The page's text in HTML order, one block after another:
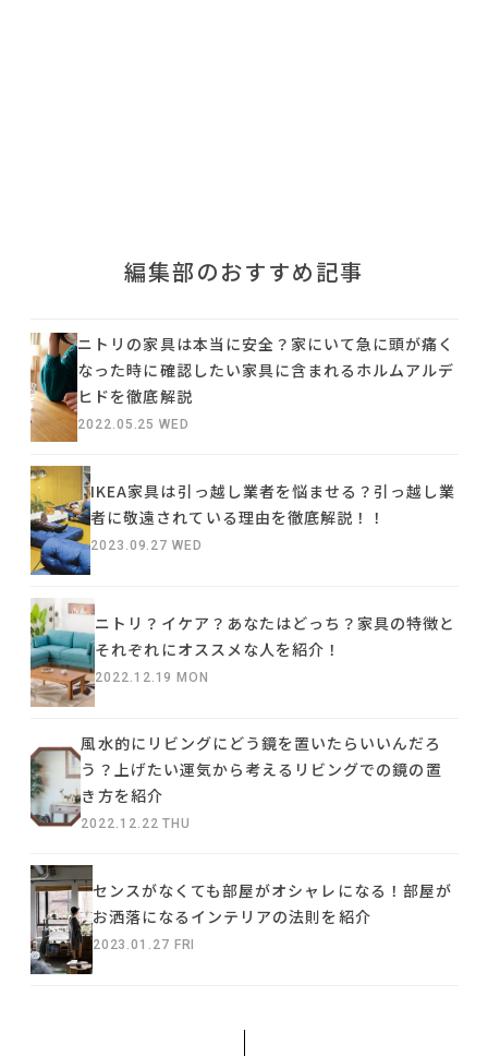
編集部のおすすめ記事
ニトリの家具は本当に安全？家にいて急に頭が痛く
なった時に確認したい家具に含まれるホルムアルデ
ヒドを徹底解説
2022.05.25 WED
IKEA家具は引っ越し業者を悩ませる？引っ越し業
者に敬遠されている理由を徹底解説！！
2023.09.27 WED
ニトリ？イケア？あなたはどっち？家具の特徴と
それぞれにオススメな人を紹介！
2022.12.19 MON
風水的にリビングにどう鏡を置いたらいいんだろ
う？上げたい運気から考えるリビングでの鏡の置
き方を紹介
2022.12.22 THU
センスがなくても部屋がオシャレになる！部屋が
お洒落になるインテリアの法則を紹介
2023.01.27 FRI